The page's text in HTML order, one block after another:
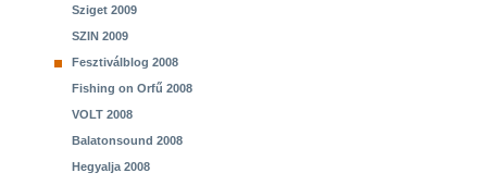
Sziget 2009
SZIN 2009
Fesztiválblog 2008
Fishing on Orfű 2008
VOLT 2008
Balatonsound 2008
Hegyalja 2008